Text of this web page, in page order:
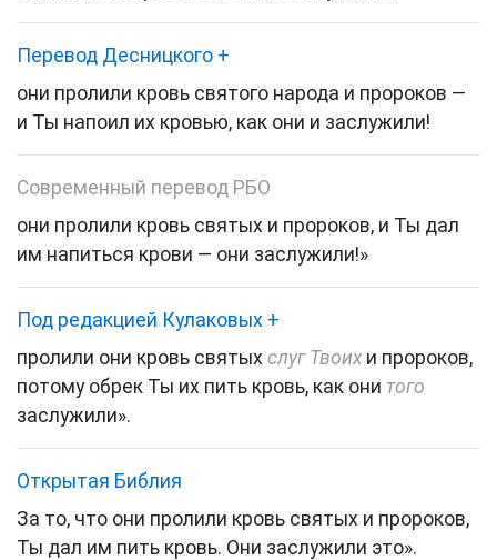
Перевод Десницкого +
они пролили кровь святого народа и пророков —
и Ты напоил их кровью, как они и заслужили!
Современный перевод РБО
они пролили кровь святых и пророков, и Ты дал
им напиться крови — они заслужили!»
Под редакцией Кулаковых +
пролили они кровь святых слуг Твоихи пророков,
потому обрек Ты их пить кровь, как они того
заслужили».
Открытая Библия
За то, что они пролили кровь святых и пророков,
Ты дал им пить кровь. Они заслужили это».